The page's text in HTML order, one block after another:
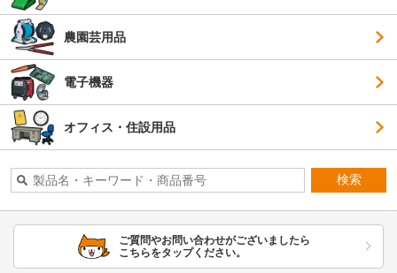
農園芸用品
電子機器
オフィス・住設用品
検索
ご質問やお問い合わせがございましたら
こちらをタップください。